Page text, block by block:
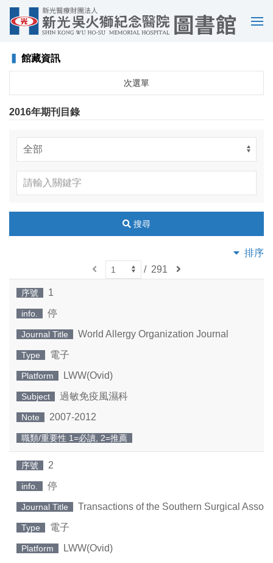
選
館藏資訊
次選單
2016年期刊目錄
搜尋
排序
/ 291
下
序號 1
info. 停
Journal Title World Allergy Organization Journal
Type 電子
Platform LWW(Ovid)
Subject 過敏免疫風濕科
Note 2007-2012
職類/重要性 1=必讀, 2=推薦
序號 2
info. 停
Journal Title Transactions of the Southern Surgical
Type 電子
Platform LWW(Ovid)